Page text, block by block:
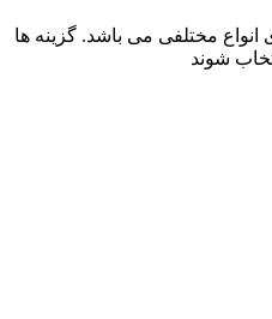
انواع مختلفی می باشد. گزینه ها
شوند